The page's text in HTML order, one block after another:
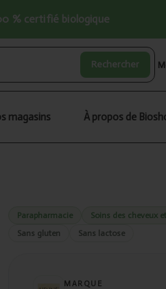
% certifié biologique
Rechercher
magasins À propos de
Parapharmacie Soins des cheveux
Sans gluten
Sans lactose
MARQUE